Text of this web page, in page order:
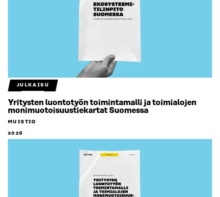
JULKAISU
Yritysten luontotyön toimintamalli ja toimialojen
monimuotoisuustiekartat Suomessa
MUISTIO
2026